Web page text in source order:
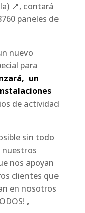
📍, contará
paneles de
nuevo
para
un
de actividad
sin todo
nuestros
nos apoyan
clientes que
en nosotros
,